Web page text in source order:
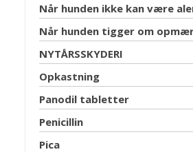
Når hunden ikke kan være
Når hunden tigger om
NYTÅRSSKYDERI
Opkastning
Panodil tabletter
Penicillin
Pica